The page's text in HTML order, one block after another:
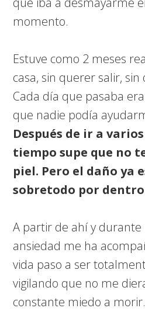
momento.
Estuve como 2 meses
casa, sin querer salir,
Cada día que pasaba
que nadie podía
Después de ir a
tiempo supe que no
piel. Pero el daño ya
sobretodo por
A partir de ahí y durante
ansiedad me ha
vida paso a ser
vigilando que no me
constante miedo a morir.